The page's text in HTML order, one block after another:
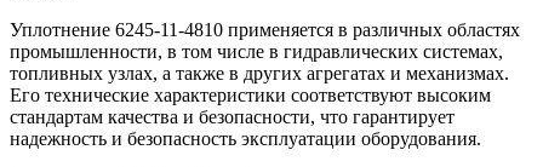
Уплотнение 6245-11-4810 применяется в различных областях
промышленности, в том числе в гидравлических системах,
топливных узлах, а также в других агрегатах и механизмах.
Его технические характеристики соответствуют высоким
стандартам качества и безопасности, что гарантирует
надежность и безопасность эксплуатации оборудования.